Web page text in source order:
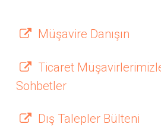
Müşavire Danışın
Ticaret
Sohbetler
Dış Talepler Bülteni